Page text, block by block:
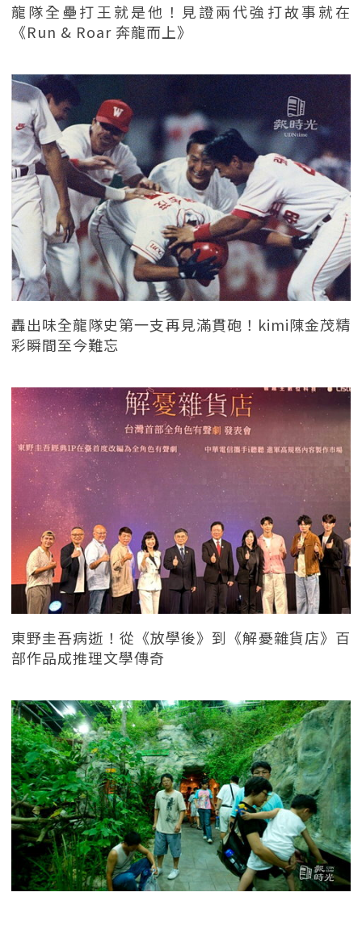
龍隊全壘打王就是他！見證兩代強打故事就在
《Run & Roar 奔龍而上》
轟出味全龍隊史第一支再見滿貫砲！kimi陳金茂精
彩瞬間至今難忘
東野圭吾病逝！從《放學後》到《解憂雜貨店》百
部作品成推理文學傳奇